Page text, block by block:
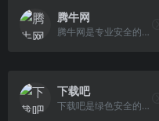
腾牛网
腾牛网是专业安全的QQ软件免费下载网站,由站长丫丫每天为大家整理最新的QQ软件和QQ资讯内容,涵盖了PC软件,安卓软件,安卓游戏,苹果软件,苹果游戏,以及软件教程和手游攻略信息,在这 里能发现qq2022最新版下载,QQ头像,QQ网名,QQ空间,qq分组,QQ个性签名,QQ表情,QQ游戏等一切与QQ相关的东西,保证无病毒和木马插件,请大家放心使用.
下载吧
下载吧是绿色安全的游戏和软件下载中心,下载吧提供电脑软件下载,手机游戏,手机软件,单机游戏,绿色软件,软件教程,游戏攻略和热点资讯等内容,是值得信赖的安全软件下载网站!